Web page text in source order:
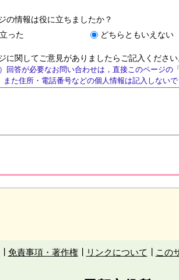
の情報は役に立ちましたか？
った
どちらともいえない
に関してご意見がありましたらご記入ください
）回答が必要なお問い合わせは，直接このページ
また住所・電話番号などの個人情報は記入しない
免責事項・著作権 リンクについて この